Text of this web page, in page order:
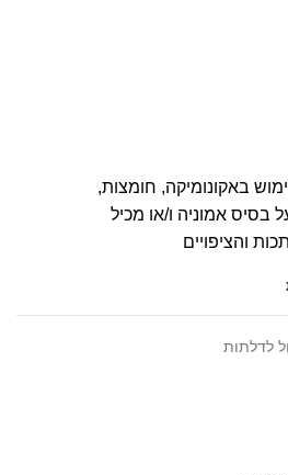
באקונומיקה, חומצות,
בסיס אמוניה ו/או מכיל
והציפויים
לדלתות